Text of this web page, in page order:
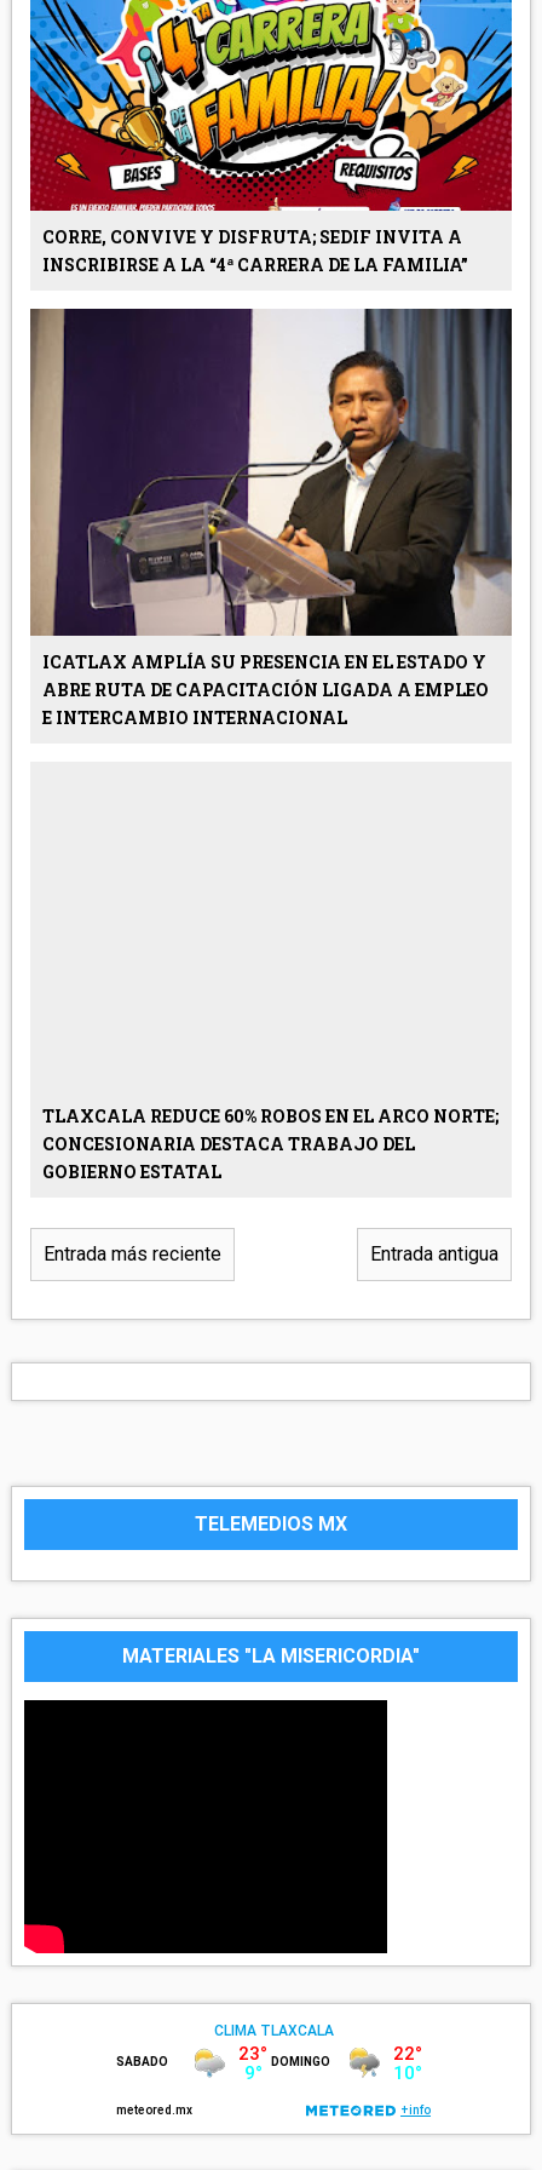
CORRE, CONVIVE Y DISFRUTA; SEDIF INVITA A
INSCRIBIRSE A LA “4ª CARRERA DE LA FAMILIA”
ICATLAX AMPLÍA SU PRESENCIA EN EL ESTADO Y
ABRE RUTA DE CAPACITACIÓN LIGADA A EMPLEO
E INTERCAMBIO INTERNACIONAL
TLAXCALA REDUCE 60% ROBOS EN EL ARCO NORTE;
CONCESIONARIA DESTACA TRABAJO DEL
GOBIERNO ESTATAL
Entrada más reciente Entrada antigua
TELEMEDIOS MX
MATERIALES "LA MISERICORDIA"